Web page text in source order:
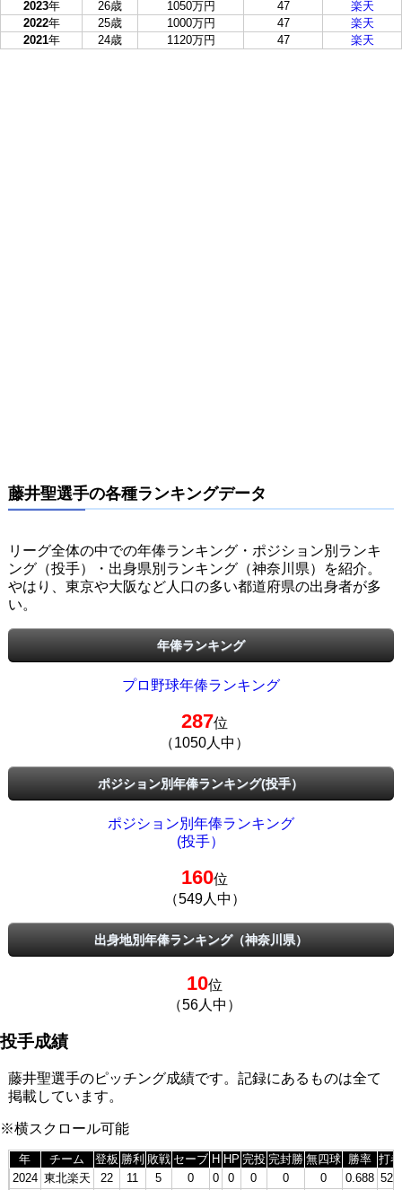
2023年 26歳 1050万円 47
楽天
2022年 25歳 1000万円 47
楽天
2021年 24歳 1120万円 47 楽天
藤井聖選手の各種ランキングデータ
リーグ全体の中での年俸ランキング・ポジション別ランキ
ング（投手）・出身県別ランキング（神奈川県）を紹介。
やはり、東京や大阪など人口の多い都道府県の出身者が多
い。
年俸ランキング
プロ野球年俸ランキング
287位
（1050人中）
ポジション別年俸ランキング(投手）
ポジション別年俸ランキング
(投手）
160位
（549人中）
出身地別年俸ランキング（神奈川県）
10位
（56人中）
投手成績
藤井聖選手のピッチング成績です。記録にあるものは全て
掲載しています。
※横スクロール可能
年 チーム 登板 勝利 敗戦 セーブ H HP 完投 完封勝 無四球 勝率 打者
2024 東北楽天 22 11 5 0 0 0 0 0 0 0.688 529